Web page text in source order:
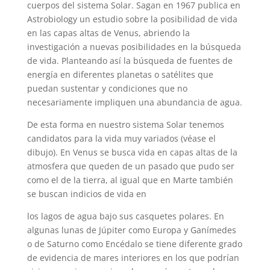
cuerpos del sistema Solar. Sagan en 1967 publica en
Astrobiology un estudio sobre la posibilidad de vida
en las capas altas de Venus, abriendo la
investigación a nuevas posibilidades en la búsqueda
de vida. Planteando así la búsqueda de fuentes de
energía en diferentes planetas o satélites que
puedan sustentar y condiciones que no
necesariamente impliquen una abundancia de agua.
De esta forma en nuestro sistema Solar tenemos
candidatos para la vida muy variados (véase el
dibujo). En Venus se busca vida en capas altas de la
atmosfera que queden de un pasado que pudo ser
como el de la tierra, al igual que en Marte también
se buscan indicios de vida en
los lagos de agua bajo sus casquetes polares. En
algunas lunas de Júpiter como Europa y Ganímedes
o de Saturno como Encédalo se tiene diferente grado
de evidencia de mares interiores en los que podrían